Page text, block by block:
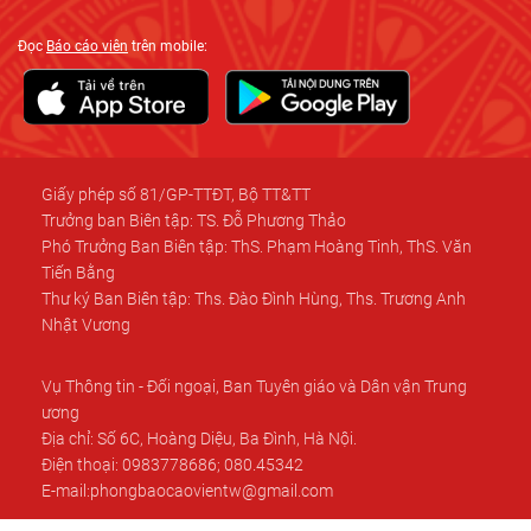
ĐọcBáo cáo viên trên mobile:
Giấy phép số 81/GP-TTĐT, Bộ TT&TT
Trưởng ban Biên tập: TS. Đỗ Phương Thảo
Phó Trưởng Ban Biên tập: ThS. Phạm Hoàng Tinh, ThS. Văn
Tiến Bằng
Thư ký Ban Biên tập: Ths. Đào Đình Hùng, Ths. Trương Anh
Nhật Vương
Vụ Thông tin - Đối ngoại, Ban Tuyên giáo và Dân vận Trung
ương
Địa chỉ: Số 6C, Hoàng Diệu, Ba Đình, Hà Nội.
Điện thoại: 0983778686; 080.45342
E-mail:phongbaocaovientw@gmail.com